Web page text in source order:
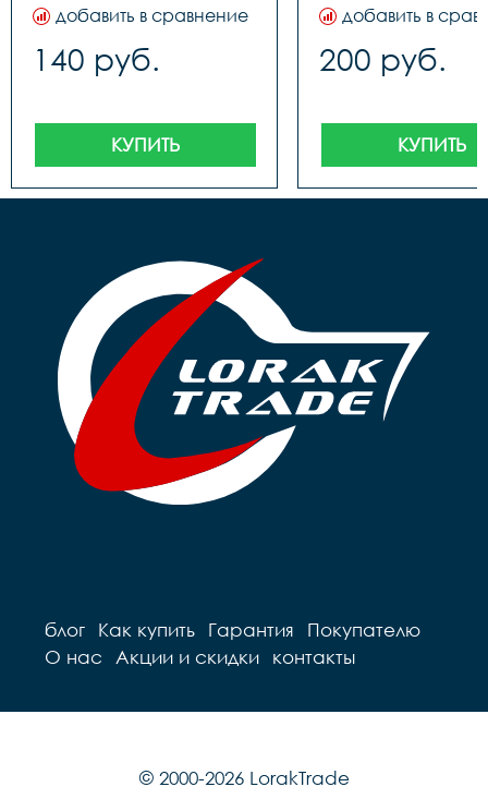
добавить в сравнение
140 руб.
КУПИТЬ
добавить в
200 руб.
КУПИТЬ
блог Как купить Гарантия
Покупателю
О нас
Акции и скидки контакты
© 2000-2026 LorakTrade